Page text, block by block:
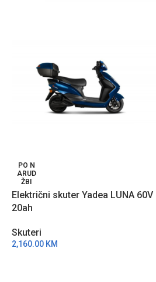
PO N
ARUD
ŽBI
Električni skuter Yadea LUNA 60V
20ah
Skuteri
2,160.00 KM